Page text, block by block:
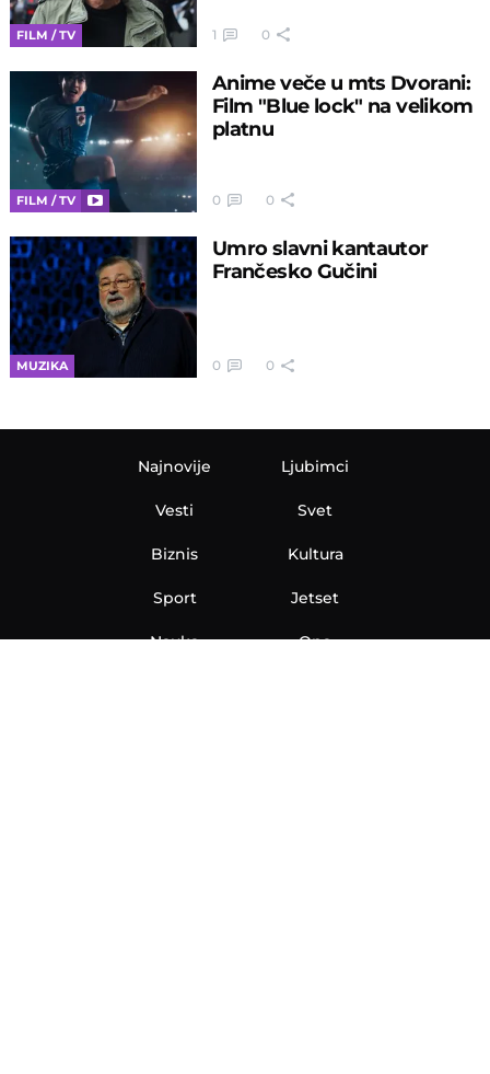
FILM / TV 1 0
FILM / TV
Anime veče u mts Dvorani:
Film "Blue lock" na velikom
platnu
0 0
MUZIKA
Umro slavni kantautor
Frančesko Gučini
0 0
Najnovije
Vesti
Biznis
Sport
Nauka
Ljubimci
Svet
Kultura
Jetset
Ona